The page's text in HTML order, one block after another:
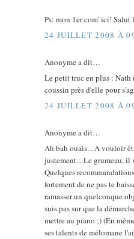
Ps: mon 1er com' ici! Salut
24 JUILLET 2008 À
Anonyme a dit…
Le petit truc en plus : Nath
coussin près d'elle pour
24 JUILLET 2008 À
Anonyme a dit…
Ah bah ouais... A vouloir
justement... Le grumeau, il
Quelques
fortement de ne pas te
ramasser un quelconque
suis pas sur que la
mettre au piano ;) (En
ses talents de mélomane